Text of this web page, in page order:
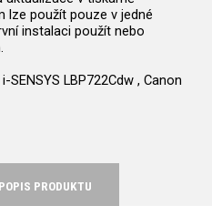
lze použít pouze v jedné
instalaci použít nebo
LBP722Cdw , Canon
POPIS PRODUKTU